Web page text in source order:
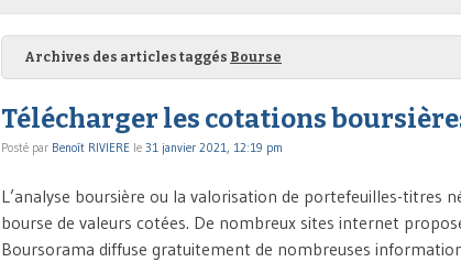
Archives des articles taggés Bourse
Télécharger les cotations
Posté par Benoît RIVIERE le 31 janvier 2021, 12:19 pm
L’analyse boursière ou la valorisation de portefeuilles-titres
bourse de valeurs cotées. De nombreux sites internet
Boursorama diffuse gratuitement de nombreuses